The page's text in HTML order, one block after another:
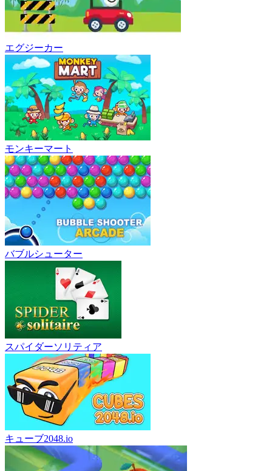
エグジーカー
モンキーマート
バブルシューター
スパイダーソリティア
キューブ2048.io